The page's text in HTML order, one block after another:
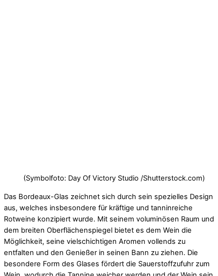
(Symbolfoto: Day Of Victory Studio /Shutterstock.com)
Das Bordeaux-Glas zeichnet sich durch sein spezielles Design
aus, welches insbesondere für kräftige und tanninreiche
Rotweine konzipiert wurde. Mit seinem voluminösen Raum und
dem breiten Oberflächenspiegel bietet es dem Wein die
Möglichkeit, seine vielschichtigen Aromen vollends zu
entfalten und den Genießer in seinen Bann zu ziehen. Die
besondere Form des Glases fördert die Sauerstoffzufuhr zum